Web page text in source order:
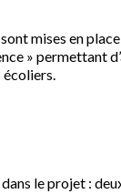
mises en
»
écoliers.
le projet :